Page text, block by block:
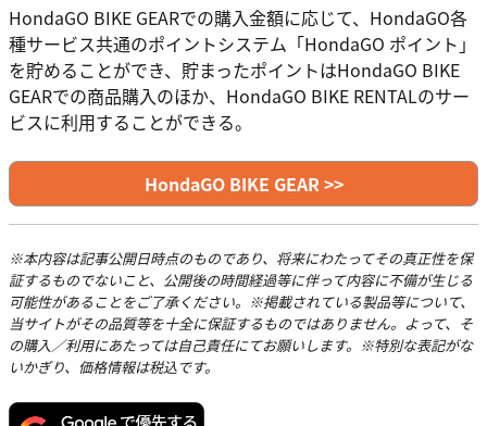
HondaGO BIKE GEARでの購入金額に応じて、HondaGO各
種サービス共通のポイントシステム「HondaGO ポイント」
を貯めることができ、貯まったポイントはHondaGO BIKE
GEARでの商品購入のほか、HondaGO BIKE RENTALのサー
ビスに利用することができる。
HondaGO BIKE GEAR >>
※本内容は記事公開日時点のものであり、将来にわたってその真正性を保
証するものでないこと、公開後の時間経過等に伴って内容に不備が生じる
可能性があることをご了承ください。※掲載されている製品等について、
当サイトがその品質等を十全に保証するものではありません。よって、そ
の購入／利用にあたっては自己責任にてお願いします。※特別な表記がな
いかぎり、価格情報は税込です。